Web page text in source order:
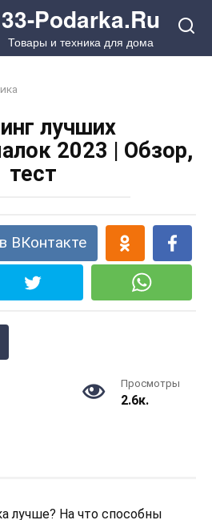
33-Podarka.Ru
Товары и техника для дома
лучших
2023 | Обзор,
тест
ВКонтакте
Просмотры
2.6к.
лучше? На что способны